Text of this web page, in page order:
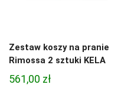
Zestaw koszy na pranie
Rimossa 2 sztuki KELA
561,00 zł